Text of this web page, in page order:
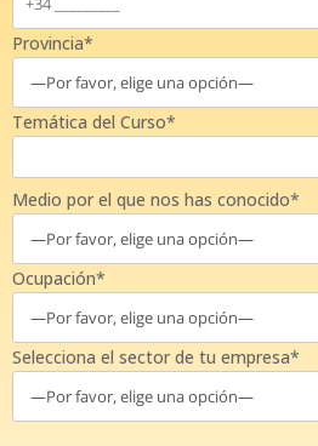
Provincia*
Temática del Curso*
Medio por el que nos has conocido*
Ocupación*
Selecciona el sector de tu empresa*